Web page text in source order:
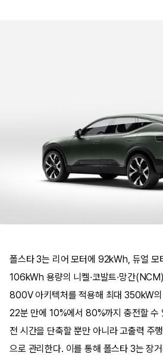
폴스타 3는 리어 모터에 92kWh, 듀얼 모
106kWh 용량의 니켈·코발트·망간
800V 아키텍처를 적용해 최대 350kW
22분 만에 10%에서 80%까지 충전할
전 시간을 단축할 뿐만 아니라 고출력 주
으로 관리한다. 이를 통해 폴스타 3는 장